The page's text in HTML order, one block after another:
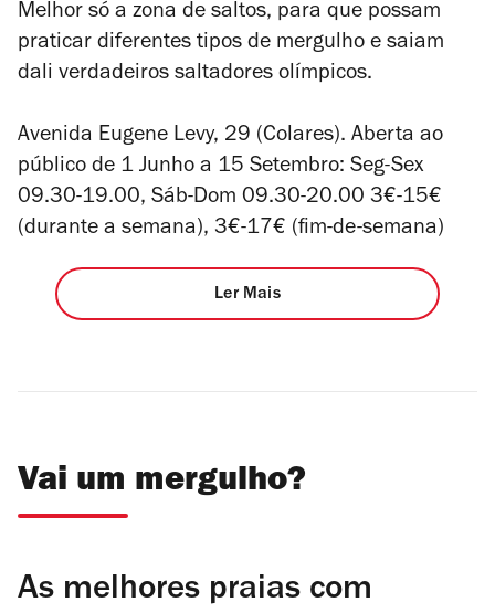
Melhor só a zona de saltos, para que possam
praticar diferentes tipos de mergulho e saiam
dali verdadeiros saltadores olímpicos.
Avenida Eugene Levy, 29 (Colares). Aberta ao
público de 1 Junho a 15 Setembro: Seg-Sex
09.30-19.00, Sáb-Dom 09.30-20.00 3€-15€
(durante a semana), 3€-17€ (fim-de-semana)
Ler Mais
Vai um mergulho?
As melhores praias com